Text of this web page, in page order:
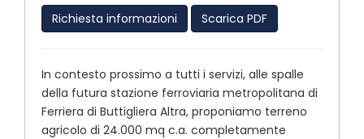
Richiesta informazioni Scarica PDF
In contesto prossimo a tutti i servizi, alle spalle
della futura stazione ferroviaria metropolitana di
Ferriera di Buttigliera Altra, proponiamo terreno
agricolo di 24.000 mq c.a. completamente